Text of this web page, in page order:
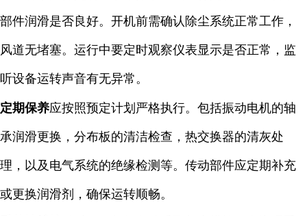
部件润滑是否良好。开机前需确认除尘系统正常工作，
风道无堵塞。运行中要定时观察仪表显示是否正常，监
听设备运转声音有无异常。
定期保养应按照预定计划严格执行。包括振动电机的轴
承润滑更换，分布板的清洁检查，热交换器的清灰处
理，以及电气系统的绝缘检测等。传动部件应定期补充
或更换润滑剂，确保运转顺畅。